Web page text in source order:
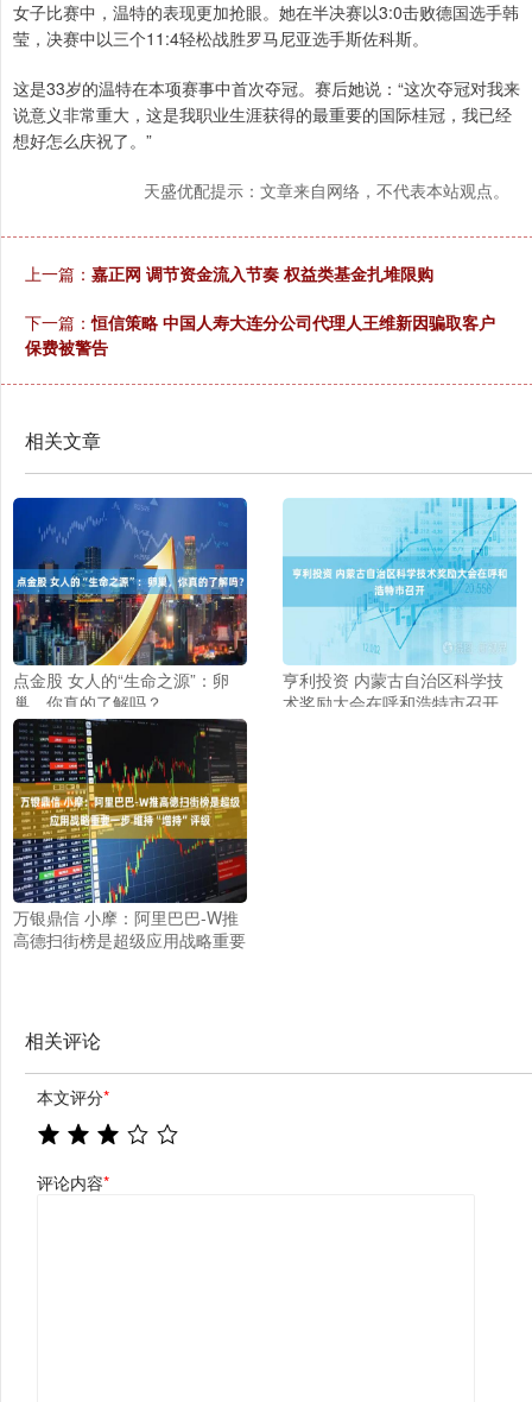
女子比赛中，温特的表现更加抢眼。她在半决赛以3:0击败德国选手韩
莹，决赛中以三个11:4轻松战胜罗马尼亚选手斯佐科斯。
这是33岁的温特在本项赛事中首次夺冠。赛后她说：“这次夺冠对我来
说意义非常重大，这是我职业生涯获得的最重要的国际桂冠，我已经
想好怎么庆祝了。”
天盛优配提示：文章来自网络，不代表本站观点。
上一篇： 嘉正网 调节资金流入节奏 权益类基金扎堆限购
下一篇：恒信策略 中国人寿大连分公司代理人王维新因骗取客户
保费被警告
相关文章
点金股 女人的“生命之源”：卵
巢，你真的了解吗？
亨利投资 内蒙古自治区科学技
术奖励大会在呼和浩特市召开
万银鼎信 小摩：阿里巴巴-W推
高德扫街榜是超级应用战略重要
相关评论
本文评分*
评论内容*